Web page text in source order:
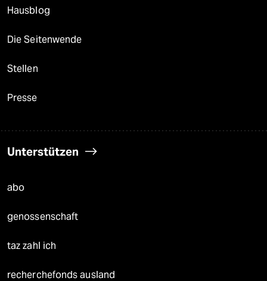
Hausblog
Die Seitenwende
Stellen
Presse
Unterstützen
abo
genossenschaft
taz zahl ich
recherchefonds ausland